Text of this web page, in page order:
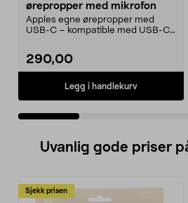
ørepropper med mikrofon
Apples egne ørepropper med
USB-C – kompatible med USB-C-
290,00
Legg i handlekurv
Uvanlig gode priser
Sjekk prisen